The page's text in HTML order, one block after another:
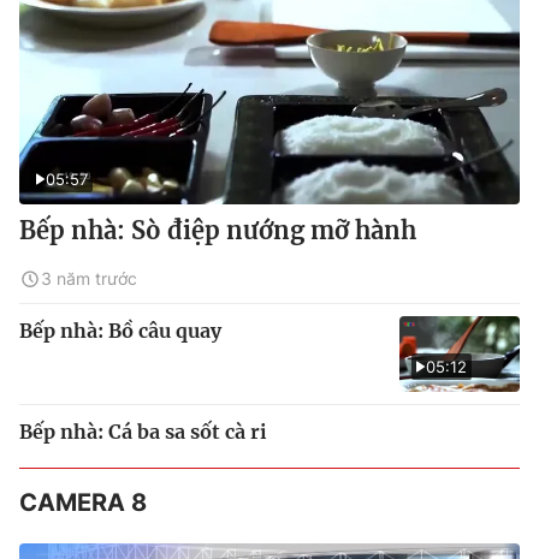
05:57
Bếp nhà: Sò điệp nướng mỡ hành
3 năm trước
05:12
Bếp nhà: Bồ câu quay
Bếp nhà: Cá ba sa sốt cà ri
CAMERA 8